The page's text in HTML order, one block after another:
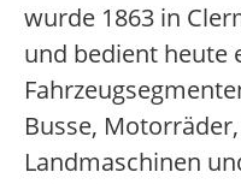
wurde 1863 in
und bedient heute
Busse,
Landmaschinen